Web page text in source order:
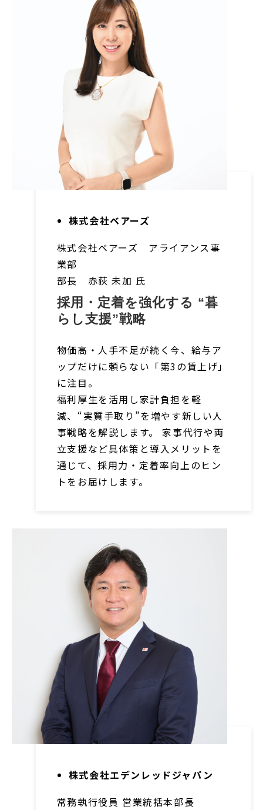
株式会社ベアーズ
株式会社ベアーズ アライアンス事
業部
部長 赤荻 未加 氏
採用・定着を強化する “暮
らし支援”戦略
物価高・人手不足が続く今、給与ア
ップだけに頼らない「第3の賃上げ」
に注目。
福利厚生を活用し家計負担を軽
減、“実質手取り”を増やす新しい人
事戦略を解説します。 家事代行や両
立支援など具体策と導入メリットを
通じて、採用力・定着率向上のヒン
トをお届けします。
株式会社エデンレッドジャパン
常務執行役員 営業統括本部長